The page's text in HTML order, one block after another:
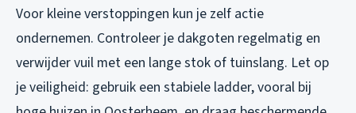
Voor kleine verstoppingen kun je zelf actie
ondernemen. Controleer je dakgoten regelmatig en
verwijder vuil met een lange stok of tuinslang. Let op
je veiligheid: gebruik een stabiele ladder, vooral bij